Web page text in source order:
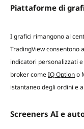
Piattaforme di
I grafici rimangono al
TradingView
indicatori personalizzati e
broker comeIQ Optiono
istantaneo degli ordini e
Screeners AI e